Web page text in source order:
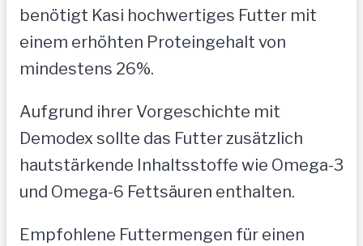
benötigt Kasi hochwertiges Futter mit
einem erhöhten Proteingehalt von
mindestens 26%.
Aufgrund ihrer Vorgeschichte mit
Demodex sollte das Futter zusätzlich
hautstärkende Inhaltsstoffe wie Omega-3
und Omega-6 Fettsäuren enthalten.
Empfohlene Futtermengen für einen